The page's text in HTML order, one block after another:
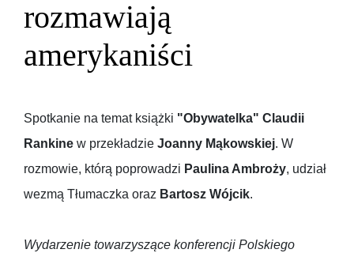
rozmawiają
amerykaniści
Spotkanie na temat książki "Obywatelka" Claudii
Rankine w przekładzie Joanny Mąkowskiej. W
rozmowie, którą poprowadzi Paulina Ambroży, udział
wezmą Tłumaczka oraz Bartosz Wójcik.
Wydarzenie towarzyszące konferencji Polskiego